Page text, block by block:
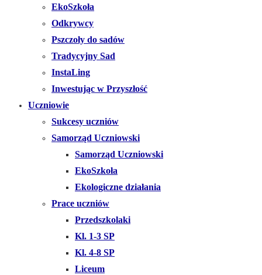
EkoSzkoła
Odkrywcy
Pszczoły do sadów
Tradycyjny Sad
InstaLing
Inwestując w Przyszłość
Uczniowie
Sukcesy uczniów
Samorząd Uczniowski
Samorząd Uczniowski
EkoSzkoła
Ekologiczne działania
Prace uczniów
Przedszkolaki
Kl. 1-3 SP
Kl. 4-8 SP
Liceum